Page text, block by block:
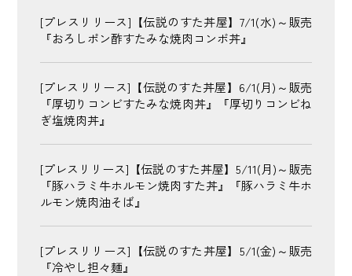
[プレスリリース]【伝説のすた丼屋】7/1(水)～販売
『おろしポン酢すたみな焼肉コンボ丼』
[プレスリリース]【伝説のすた丼屋】6/1(月)～販売
『厚切りコンビすたみな焼肉丼』『厚切りコンビね
ぎ塩焼肉丼』
[プレスリリース]【伝説のすた丼屋】5/11(月)～販売
『豚ハラミ牛ホルモン焼肉すた丼』『豚ハラミ牛ホ
ルモン焼肉油そば』
[プレスリリース]【伝説のすた丼屋】5/1(金)～販売
『冷やし担々麺』